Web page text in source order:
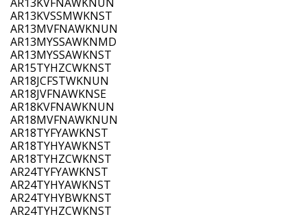
AR13KVSSMWKNST
AR13MVFNAWKNUN
AR13MYSSAWKNMD
AR13MYSSAWKNST
AR15TYHZCWKNST
AR18JCFSTWKNUN
AR18JVFNAWKNSE
AR18KVFNAWKNUN
AR18MVFNAWKNUN
AR18TYFYAWKNST
AR18TYHYAWKNST
AR18TYHZCWKNST
AR24TYFYAWKNST
AR24TYHYAWKNST
AR24TYHYBWKNST
AR24TYHZCWKNST